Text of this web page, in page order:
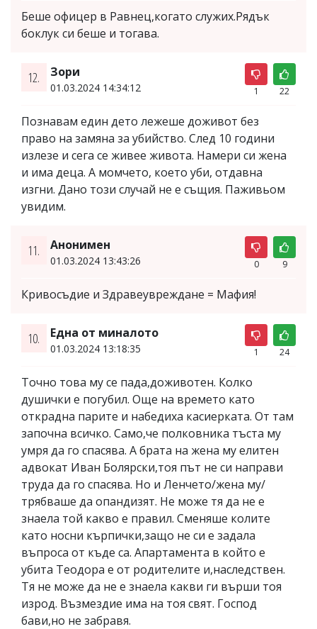
Беше офицер в Равнец,когато служих.Рядък
боклук си беше и тогава.
12. Зори
01.03.2024 14:34:12 1 22
Познавам един дето лежеше доживот без
право на замяна за убийство. След 10 години
излезе и сега се живее живота. Намери си жена
и има деца. А момчето, което уби, отдавна
изгни. Дано този случай не е същия. Паживьом
увидим.
11. Анонимен
01.03.2024 13:43:26 0 9
Кривосъдие и Здравеувреждане = Мафия!
10. Една от миналото
01.03.2024 13:18:35 1 24
Точно това му се пада,доживотен. Колко
душички е погубил. Още на времето като
открадна парите и набедиха касиерката. От там
започна всичко. Само,че полковника тъста му
умря да го спасява. А брата на жена му елитен
адвокат Иван Болярски,тоя път не си направи
труда да го спасява. Но и Ленчето/жена му/
трябваше да опандизят. Не може тя да не е
знаела той какво е правил. Сменяше колите
като носни кърпички,защо не си е задала
въпроса от къде са. Апартамента в който е
убита Теодора е от родителите и,наследствен.
Тя не може да не е знаела какви ги върши тоя
изрод. Възмездие има на тоя свят. Господ
бави,но не забравя.